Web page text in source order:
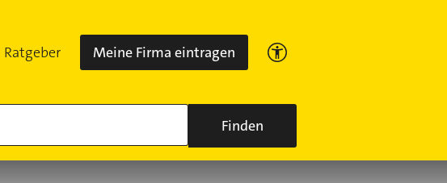
Ratgeber Meine Firma eintragen
Finden